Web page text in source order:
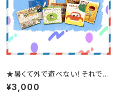
★暑くて外で遊べない！それでは
おうちで絵本タイム！★【8月スタ
ート！】2〜3才ブッククラブ(絵本
¥3,000